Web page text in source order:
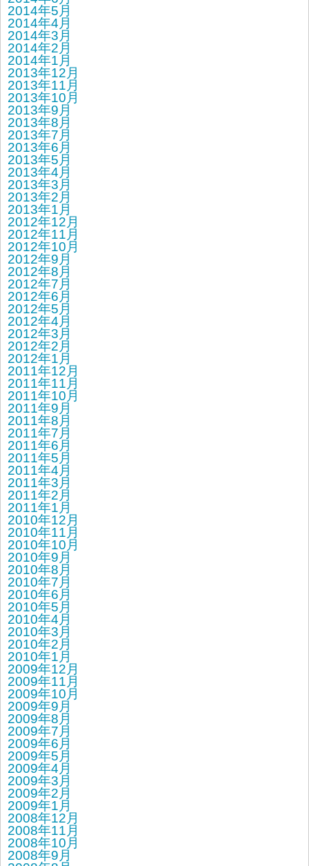
2014年5月
2014年4月
2014年3月
2014年2月
2014年1月
2013年12月
2013年11月
2013年10月
2013年9月
2013年8月
2013年7月
2013年6月
2013年5月
2013年4月
2013年3月
2013年2月
2013年1月
2012年12月
2012年11月
2012年10月
2012年9月
2012年8月
2012年7月
2012年6月
2012年5月
2012年4月
2012年3月
2012年2月
2012年1月
2011年12月
2011年11月
2011年10月
2011年9月
2011年8月
2011年7月
2011年6月
2011年5月
2011年4月
2011年3月
2011年2月
2011年1月
2010年12月
2010年11月
2010年10月
2010年9月
2010年8月
2010年7月
2010年6月
2010年5月
2010年4月
2010年3月
2010年2月
2010年1月
2009年12月
2009年11月
2009年10月
2009年9月
2009年8月
2009年7月
2009年6月
2009年5月
2009年4月
2009年3月
2009年2月
2009年1月
2008年12月
2008年11月
2008年10月
2008年9月